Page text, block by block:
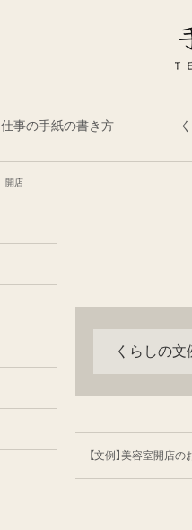
仕事の手紙の書き方
開店
【文例】美容室開店の